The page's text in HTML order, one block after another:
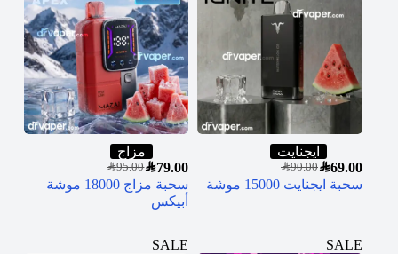
ايجنايت
SAR90.00SAR69.00
سحبة ايجنايت 15000 موشة
مزاج
SAR95.00SAR79.00
سحبة مزاج 18000 موشة
أبيكس
SALE
SALE